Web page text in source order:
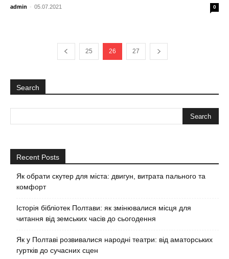
admin - 05.07.2021 0
25 26 27
Search
Recent Posts
Як обрати скутер для міста: двигун, витрата пального та
комфорт
Історія бібліотек Полтави: як змінювалися місця для
читання від земських часів до сьогодення
Як у Полтаві розвивалися народні театри: від аматорських
гуртків до сучасних сцен